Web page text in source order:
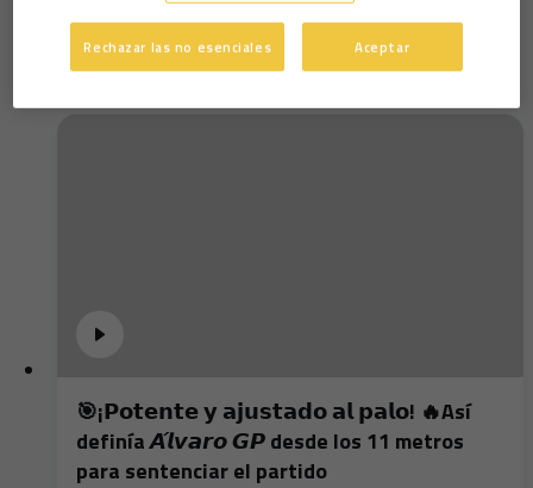
🎯¡𝗣𝗼𝘁𝗲𝗻𝘁𝗲 𝘆 𝗮𝗷𝘂𝘀𝘁𝗮𝗱𝗼 𝗮𝗹 𝗽𝗮𝗹𝗼! 🔥Así
definía 𝘼́𝙡𝙫𝙖𝙧𝙤 𝙂𝙋 desde los 11 metros
para sentenciar el partido
Rechazar las no esenciales Aceptar